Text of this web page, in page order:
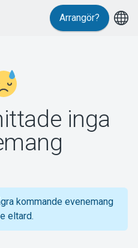
Arrangör?
inga
kommande evenemang
eltard.